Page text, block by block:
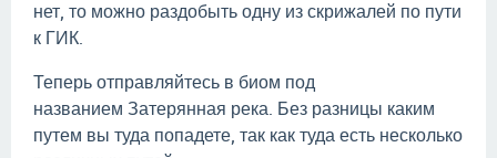
нет, то можно раздобыть одну из скрижалей по пути
к ГИК.
Теперь отправляйтесь в биом под
названием Затерянная река. Без разницы каким
путем вы туда попадете, так как туда есть несколько